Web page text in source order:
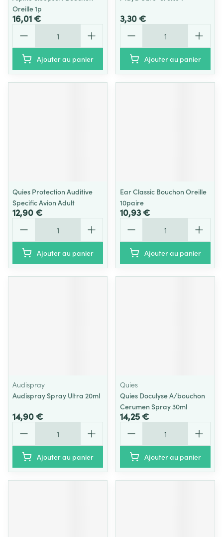
Oreille 1p
16,01 €
Ajouter au panier
3,30 €
Ajouter au panier
Quies Protection Auditive
Specific Avion Adult
12,90 €
Ajouter au panier
Ear Classic Bouchon Oreille
10paire
10,93 €
Ajouter au panier
Audispray
Audispray Spray Ultra 20ml
14,90 €
Ajouter au panier
Quies
Quies Doculyse A/bouchon
Cerumen Spray 30ml
14,25 €
Ajouter au panier